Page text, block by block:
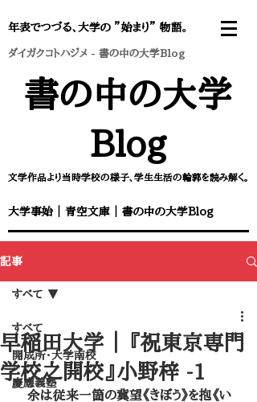
年表でつづる、大学の ”始まり” 物語。
ダイガクコトハジメ - 書の中の大学Blog
書の中の大学
Blog
文学作品より当時学校の様子、学生生活の輪郭を読み解く。
大学事始 青空文庫 書の中の大学Blog
記事
すべて
開成所・大学南校
慶應義塾
すべて
早稲田大学 ｜ 『祝東京専門
学校之開校』小野梓 -1
余は従来一箇の冀望《きぼう》を抱《い